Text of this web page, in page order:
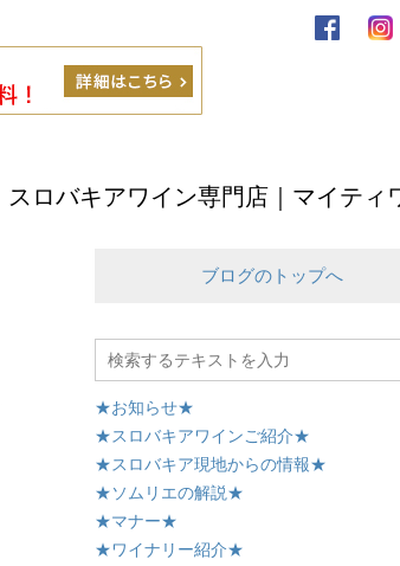
スロバキアワイン専門店｜マイティ
ブログのトップへ
★お知らせ★
★スロバキアワインご紹介★
★スロバキア現地からの情報★
★ソムリエの解説★
★マナー★
★ワイナリー紹介★